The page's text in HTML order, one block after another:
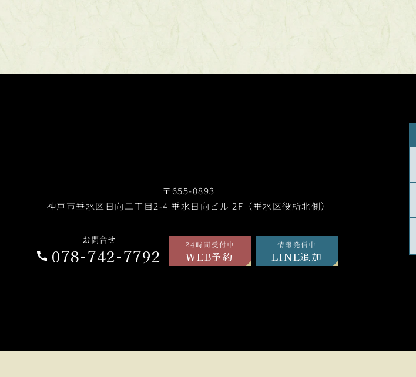
〒655-0893
神戸市垂水区日向二丁目2-4 垂水日向ビル 2F（垂水区役所北側）
お問合せ
078-742-7792
24時間受付中
WEB予約
情報発信中
LINE追加